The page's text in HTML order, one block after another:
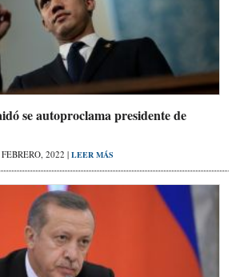
se autoproclama presidente de
2022 | LEER MÁS